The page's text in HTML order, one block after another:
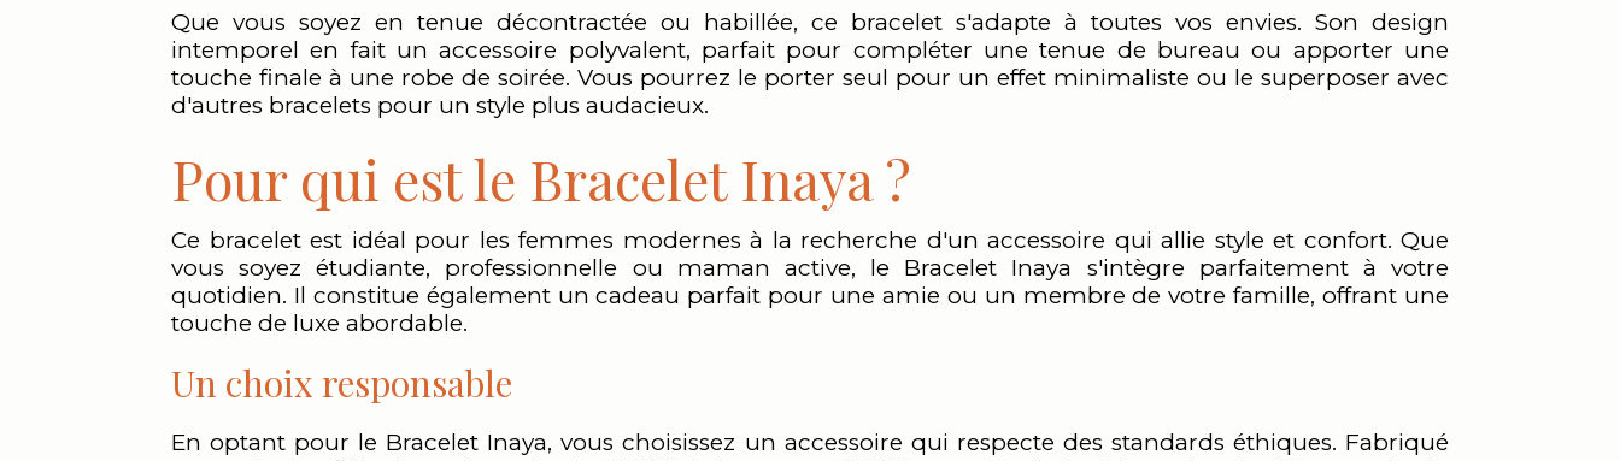
Que vous soyez en tenue décontractée ou habillée, ce bracelet s'adapte à toutes vos envies. Son design
intemporel en fait un accessoire polyvalent, parfait pour compléter une tenue de bureau ou apporter une
touche finale à une robe de soirée. Vous pourrez le porter seul pour un effet minimaliste ou le superposer avec
d'autres bracelets pour un style plus audacieux.
Pour qui est le Bracelet Inaya ?
Ce bracelet est idéal pour les femmes modernes à la recherche d'un accessoire qui allie style et confort. Que
vous soyez étudiante, professionnelle ou maman active, le Bracelet Inaya s'intègre parfaitement à votre
quotidien. Il constitue également un cadeau parfait pour une amie ou un membre de votre famille, offrant une
touche de luxe abordable.
Un choix responsable
En optant pour le Bracelet Inaya, vous choisissez un accessoire qui respecte des standards éthiques. Fabriqué